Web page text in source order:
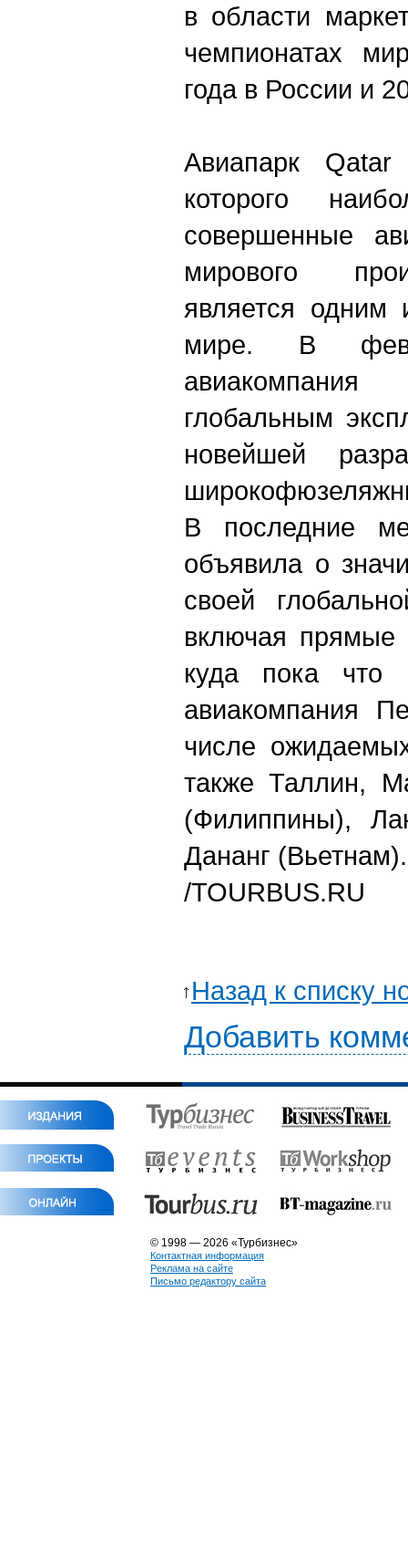
в области
чемпионатах
года в России и
Авиапарк
которого
совершенные
мирового
является
мире. В
глобальным
новейшей
В последние
объявила о
своей
включая прямые
куда пока что
авиакомпания
числе
также Таллин,
(Филиппины),
Дананг (Вьетнам).
/TOURBUS.RU
Назад к списку
Добавить
© 1998 — 2026 «Турбизнес»
Контактная информация
Реклама на сайте
Письмо редактору сайта